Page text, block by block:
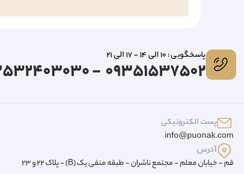
پاسخگویی : 10 الی 14 - 17 الی 21
09351537502 - 02532403030
پست الکترونیکی
info@puonak.com
آدرس
قم - خیابان معلم - مجتمع ناشران - طبقه منفی یک (B) - پلاک 22 و 23